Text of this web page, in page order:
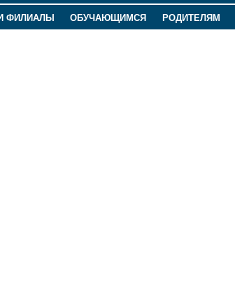
ФИЛИАЛЫ ОБУЧАЮЩИМСЯ РОДИТЕЛЯМ